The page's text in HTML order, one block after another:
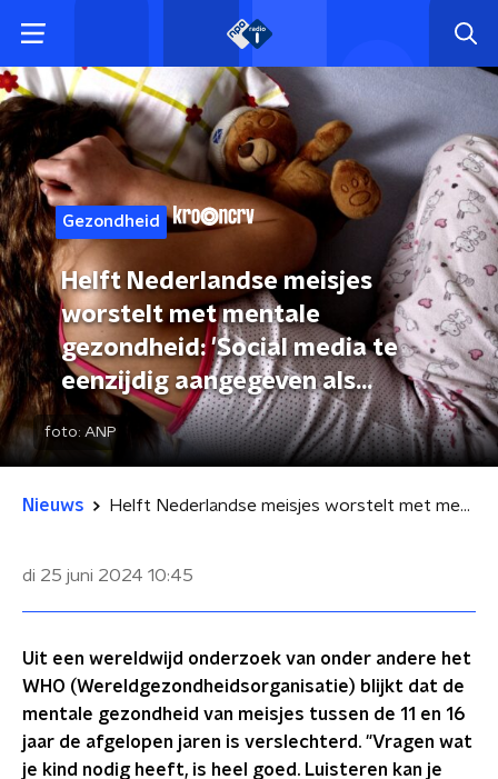
Gezondheid
Helft Nederlandse meisjes
worstelt met mentale
gezondheid: 'Social media te
eenzijdig aangegeven als
oorzaak'
foto: ANP
Nieuws Helft Nederlandse meisjes worstelt met mentale gezondheid: 'Social media te eenzijdig aangegeven als oorzaak'
di 25 juni 2024 10:45
Uit een wereldwijd onderzoek van onder andere het
WHO (Wereldgezondheidsorganisatie) blijkt dat de
mentale gezondheid van meisjes tussen de 11 en 16
jaar de afgelopen jaren is verslechterd. "Vragen wat
je kind nodig heeft, is heel goed. Luisteren kan je